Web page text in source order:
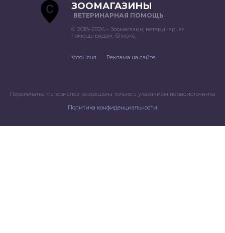
ЗООМАГАЗИНЫ
ВЕТЕРИНАРНАЯ ПОМОЩЬ
© 2018–2026 – Зоомагазин, ветеринарная
помощь рядом, близко
КотоНяня Реклама на сайте
Перепечатка материалов разрешена только с указанием первоисточника
Политика конфиденциальности